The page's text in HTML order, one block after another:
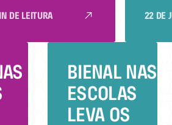
DE LEITURA 22 DE
BIENAL NAS
ESCOLAS
LEVA OS